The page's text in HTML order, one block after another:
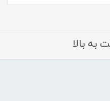
به بالا